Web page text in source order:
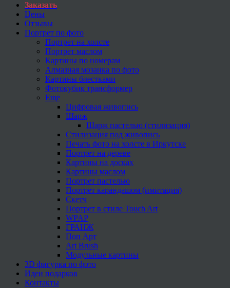
Заказать
Цены
Отзывы
Портрет по фото
Портрет на холсте
Портрет маслом
Картины по номерам
Алмазная мозаика по фото
Картины блестками
Фотокубик трансформер
Еще
Цифровая живопись
Шарж
Шарж пастелью (стилизация)
Стилизация под живопись
Печать фото на холсте в Иркутске
Портрет на дереве
Картины на досках
Картины маслом
Портрет пастелью
Портрет карандашом (имитация)
Скетч
Портрет в стиле Touch Art
WPAP
ГРАНЖ
Поп Арт
Art Brush
Модульные картины
3D фигурка по фото
Идеи подарков
Контакты